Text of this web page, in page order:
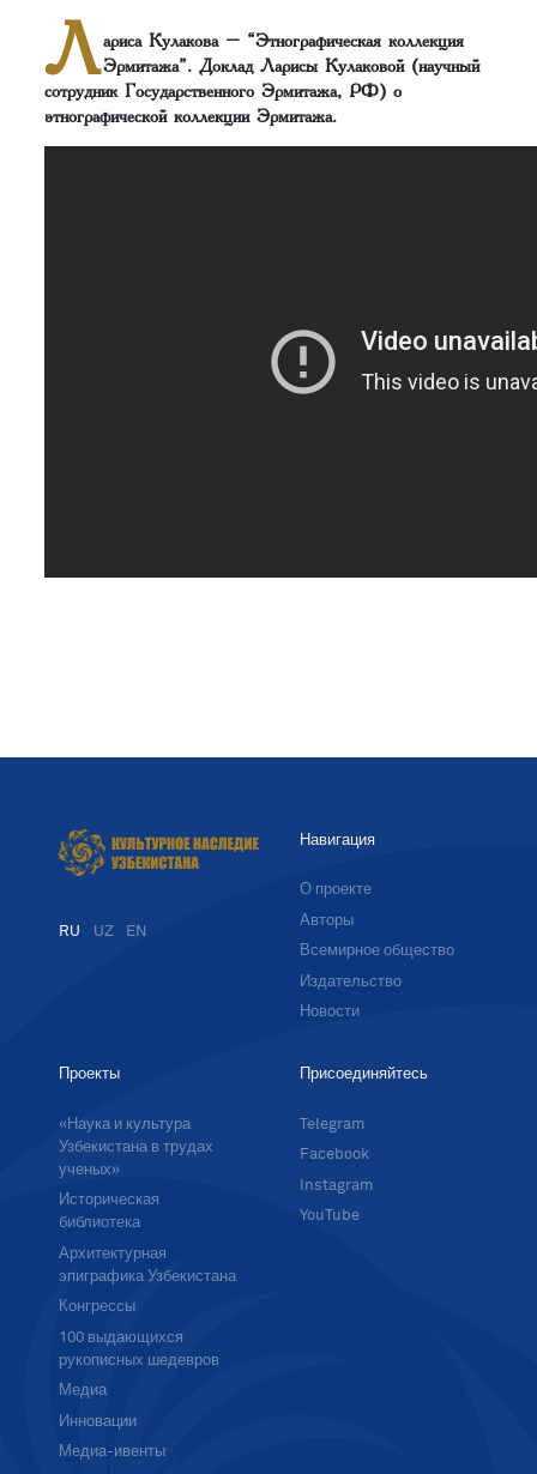
Л ариса Кулакова – “Этнографическая коллекция
Эрмитажа”. Доклад Ларисы Кулаковой (научный
сотрудник Государственного Эрмитажа, РФ) о
этнографической коллекции Эрмитажа.
RU UZ EN
Навигация
О проекте
Авторы
Всемирное общество
Издательство
Новости
Проекты
«Наука и культура
Узбекистана в трудах
ученых»
Историческая
библиотека
Архитектурная
эпиграфика Узбекистана
Конгрессы
100 выдающихся
рукописных шедевров
Медиа
Инновации
Медиа-ивенты
Присоединяйтесь
Telegram
Facebook
Instagram
YouTube